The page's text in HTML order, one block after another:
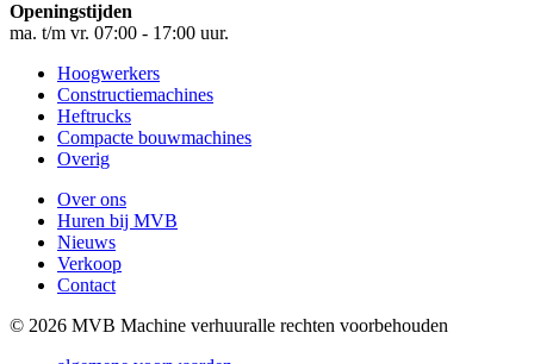
Openingstijden
ma. t/m vr. 07:00 - 17:00 uur.
Hoogwerkers
Constructiemachines
Heftrucks
Compacte bouwmachines
Overig
Over ons
Huren bij MVB
Nieuws
Verkoop
Contact
© 2026 MVB Machine verhuuralle rechten voorbehouden